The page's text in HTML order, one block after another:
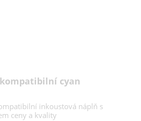
kompatibilní cyan
inkoustová náplň s
ceny a kvality